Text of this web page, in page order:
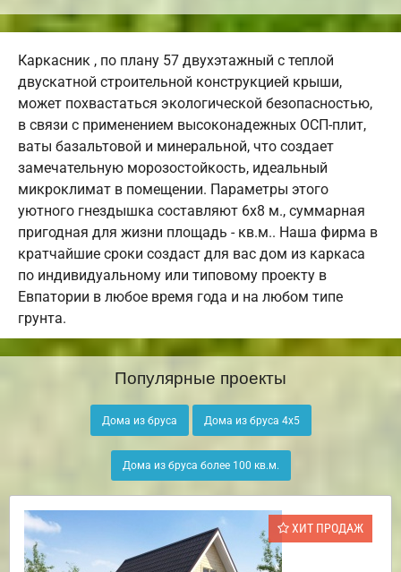
Каркасник , по плану 57 двухэтажный с теплой
двускатной строительной конструкцией крыши,
может похвастаться экологической безопасностью,
в связи с применением высоконадежных ОСП-плит,
ваты базальтовой и минеральной, что создает
замечательную морозостойкость, идеальный
микроклимат в помещении. Параметры этого
уютного гнездышка составляют 6х8 м., суммарная
пригодная для жизни площадь - кв.м.. Наша фирма в
кратчайшие сроки создаст для вас дом из каркаса
по индивидуальному или типовому проекту в
Евпатории в любое время года и на любом типе
грунта.
Популярные проекты
Дома из бруса Дома из бруса 4х5
Дома из бруса более 100 кв.м.
ХИТ ПРОДАЖ